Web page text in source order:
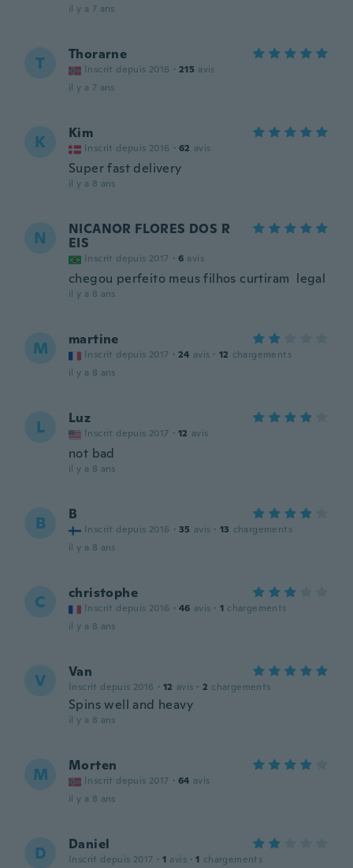
il y a 7 ans
T Thorarne
Inscrit depuis 2016 · 215 avis
il y a 7 ans
K Kim
Inscrit depuis 2016 · 62 avis
Super fast delivery
il y a 8 ans
N
NICANOR FLORES DOS R
EIS
Inscrit depuis 2017 · 6 avis
chegou perfeito meus filhos curtiram legal
il y a 8 ans
M martine
Inscrit depuis 2017 · 24 avis · 12 chargements
il y a 8 ans
L Luz
Inscrit depuis 2017 · 12 avis
not bad
il y a 8 ans
B B
Inscrit depuis 2016 · 35 avis · 13 chargements
il y a 8 ans
C christophe
Inscrit depuis 2016 · 46 avis · 1 chargements
il y a 8 ans
V Van
Inscrit depuis 2016 · 12 avis · 2 chargements
Spins well and heavy
il y a 8 ans
M Morten
Inscrit depuis 2017 · 64 avis
il y a 8 ans
D Daniel
Inscrit depuis 2017 · 1 avis · 1 chargements